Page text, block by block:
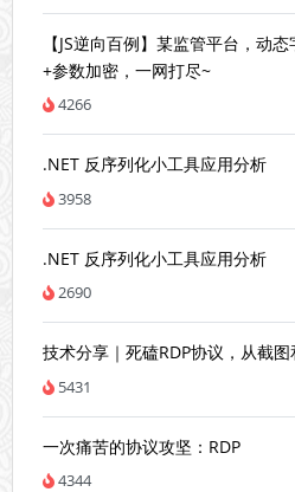
【JS逆向百例】某监管平台，动
+参数加密，一网打尽~
4266
.NET 反序列化小工具应用分析
3958
.NET 反序列化小工具应用分析
2690
技术分享｜死磕RDP协议，从截
5431
一次痛苦的协议攻坚：RDP
4344